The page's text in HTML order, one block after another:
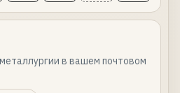
в вашем почтовом